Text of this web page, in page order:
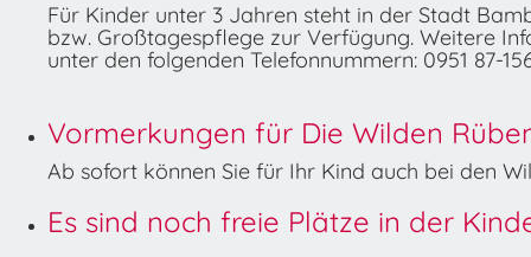
Für Kinder unter 3 Jahren steht in der Stadt
bzw. Großtagespflege zur Verfügung. Weitere
unter den folgenden Telefonnummern: 0951 87-
Vormerkungen für Die Wilden
Ab sofort können Sie für Ihr Kind auch bei den
Es sind noch freie Plätze in der